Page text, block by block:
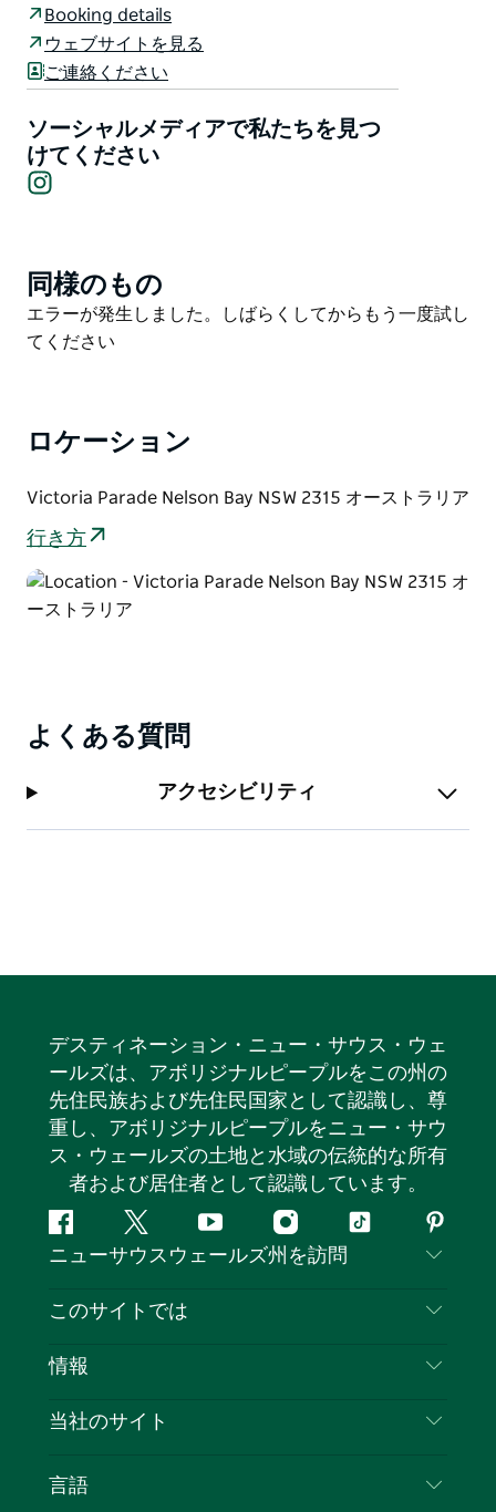
ショアダイビングとシュノーケリングを提供していま
す。緑豊かなスポンジガーデンと昆布の森はビーチから
わずか数メートルで、パイナップルフィッシュ、ブルー
グルーパー、タコ、オオセ科のサメ、さらにはとらえど
ころのないタツノオトシゴが生息しています。
夏には、チョウチョウウオ、ミノカサゴ、ベラ、チョウ
チョウウオなどの幼魚が出現します。
は禁止されているので、水中カメラを持って思い出を撮
りましょう。
水生保護区はダイバーの天国であり、ニューサウスウェ
洋公園の一部であり、保護区内で保護されています。
沿ってニールキャロルパークまで移動し、円形劇場の向
かいの階段を下ります。
Booking details
ウェブサイトを見る
ご連絡ください
ソーシャルメディアで私たちを見つ
けてください
Product
List
同様のもの
Product
List
エラーが発生しました。しばらくしてからもう一度試し
てください
ロケーション
Victoria Parade Nelson Bay NSW 2315 オーストラリア
行き方
よくある質問
アクセシビリティ
デスティネーション・ニュー・サウス・ウェ
ールズは、アボリジナルピープルをこの州の
先住民族および先住民国家として認識し、尊
重し、アボリジナルピープルをニュー・サウ
ス・ウェールズの土地と水域の伝統的な所有
者および居住者として認識しています。
フ
ェ
ス
ッ
ツ
イ
タ
ユ
ー
イ
ン
テ
ピ
ン
レ
ト
ニューサウスウェールズ州を訪問
お問い合わせ
クッキーに関する通知
このサイトでは
目的地
イベント
情報
旅行情報
NSWでのビジネス
当社のサイト
言語